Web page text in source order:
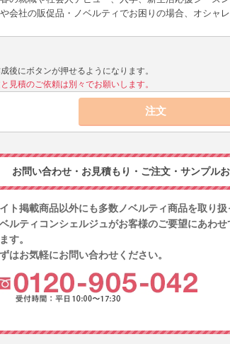
会社の販促品・ノベルティでお困りの場合、オシャ
後にボタンが押せるようになります。
見積のご依頼は別々でお願いします。
お問い合わせ・お見積もり・ご注文・サンプル
ト掲載商品以外にも多数ノベルティ商品を取り扱
ベルティコンシェルジュがお客様のご要望にあわ
す。
はお気軽にお問い合わせください。